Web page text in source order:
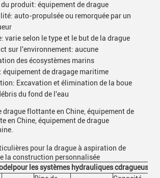
du produit: équipement de drague
auto-propulsée ou remorquée par un
varie selon le type et le but de la drague
sur l'environnement: aucune
des écosystèmes marins
équipement de dragage maritime
Excavation et élimination de la boue
du fond de l'eau
drague flottante en Chine, équipement de
en Chine, équipement de drague
pour la drague à aspiration de
la construction personnalisée
pour les systèmes hydrauliques cdragueuse